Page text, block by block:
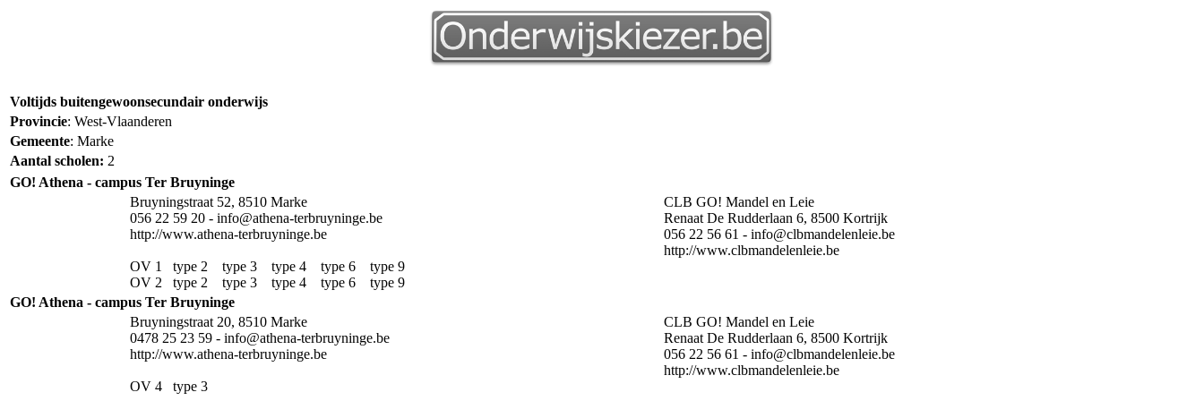
Voltijds buitengewoonsecundair onderwijs
Provincie: West-Vlaanderen
Gemeente: Marke
Aantal scholen: 2
GO! Athena - campus Ter Bruyninge
Bruyningstraat 52, 8510 Marke
056 22 59 20 - info@athena-terbruyninge.be
http://www.athena-terbruyninge.be
OV 1 type 2 type 3 type 4 type 6 type 9
OV 2 type 2 type 3 type 4 type 6 type 9
CLB GO! Mandel en Leie
Renaat De Rudderlaan 6, 8500 Kortrijk
056 22 56 61 - info@clbmandelenleie.be
http://www.clbmandelenleie.be
GO! Athena - campus Ter Bruyninge
Bruyningstraat 20, 8510 Marke
0478 25 23 59 - info@athena-terbruyninge.be
http://www.athena-terbruyninge.be
OV 4 type 3
CLB GO! Mandel en Leie
Renaat De Rudderlaan 6, 8500 Kortrijk
056 22 56 61 - info@clbmandelenleie.be
http://www.clbmandelenleie.be